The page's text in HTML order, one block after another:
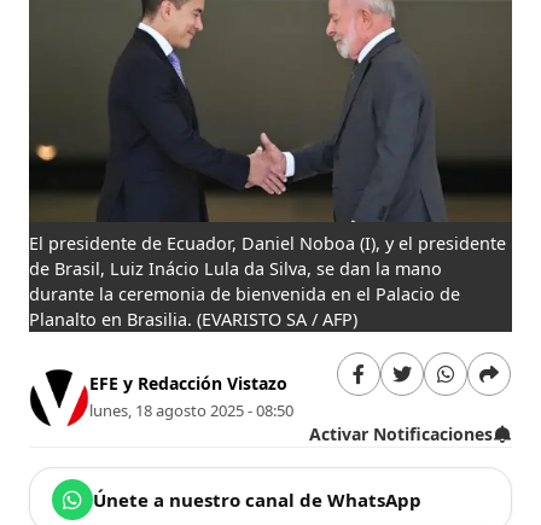
El presidente de Ecuador, Daniel Noboa (I), y el presidente
de Brasil, Luiz Inácio Lula da Silva, se dan la mano
durante la ceremonia de bienvenida en el Palacio de
Planalto en Brasilia. (EVARISTO SA / AFP)
EFE y Redacción Vistazo
lunes, 18 agosto 2025 - 08:50
Activar Notificaciones
Únete a nuestro canal de WhatsApp